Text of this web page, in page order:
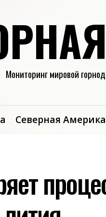
Мониторинг мировой
Северная Америка